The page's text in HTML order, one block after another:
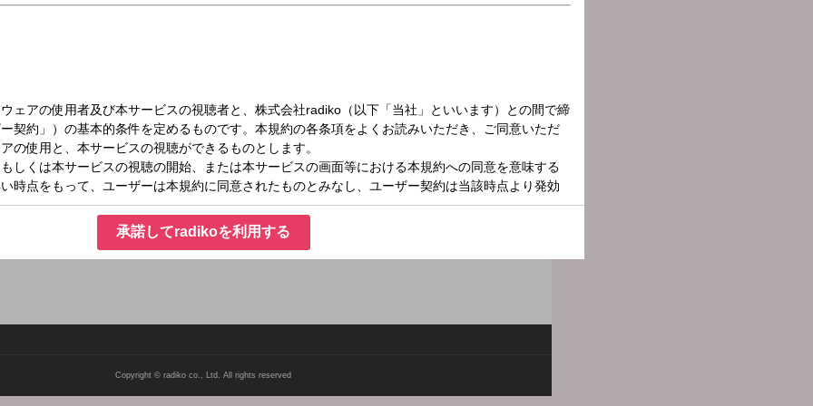
月）18:20～18:50
勲章は くじけない心
いとき、迷っているとき、壁にぶち当たったとき…そんなときの心の支え、勇気、立ち上がるヒントとし
をもとにした格言を紹介。毎週ひとつの格言と、その言葉の持つチカラをお届けします。 メールアドレス：
Copyright © radiko co., Ltd. All rights reserved
承諾してradikoを利用する